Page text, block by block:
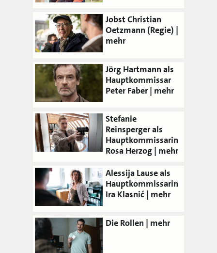
Jobst Christian
Oetzmann (Regie)
Jörg Hartmann als
Hauptkommissar
Peter Faber
Stefanie
Reinsperger als
Hauptkommissarin
Rosa Herzog
Alessija Lause als
Hauptkommissarin
Ira Klasnić
Die Rollen